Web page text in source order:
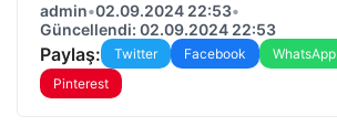
admin•02.09.2024 22:53•
Güncellendi: 02.09.2024 22:53
Paylaş: Twitter Facebook WhatsApp
Pinterest